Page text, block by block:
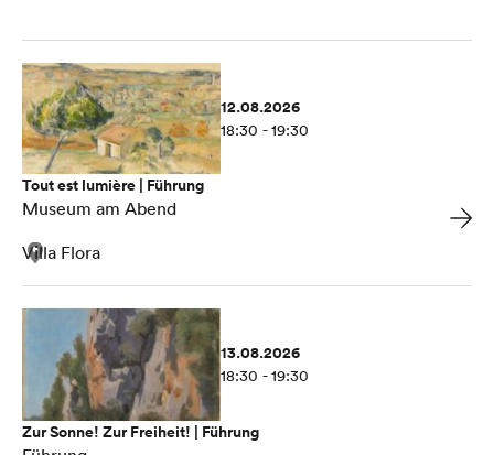
12.08.2026
18:30 - 19:30
Tout est lumière | Führung
Museum am Abend
Villa Flora
13.08.2026
18:30 - 19:30
Zur Sonne! Zur Freiheit! | Führung